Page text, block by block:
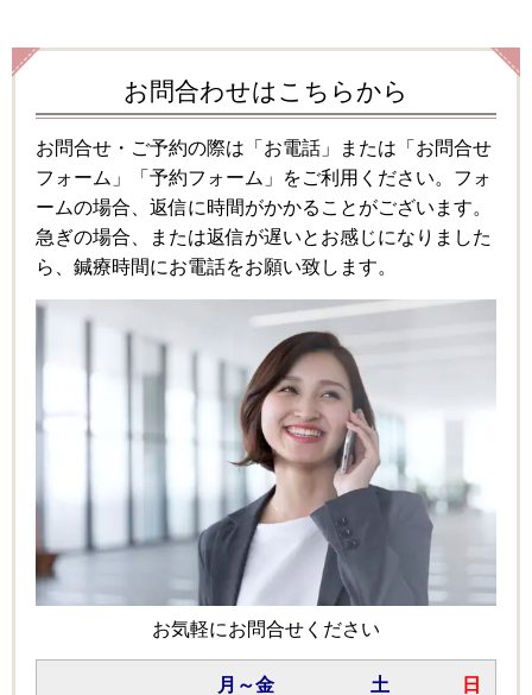
お問合わせはこちらから
お問合せ・ご予約の際は「お電話」または「お問合せ
フォーム」「予約フォーム」をご利用ください。フォ
ームの場合、返信に時間がかかることがございます。
急ぎの場合、または返信が遅いとお感じになりました
ら、鍼療時間にお電話をお願い致します。
お気軽にお問合せください
月～金 土 日